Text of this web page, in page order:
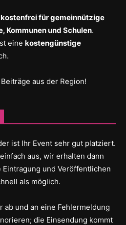
kostenfrei für gemeinnützige
Kommunen und Schulen.
eine kostengünstige
aus der Region!
ist Ihr Event sehr gut platziert.
aus, wir erhalten dann
und Veröffentlichen
als möglich.
ab und an eine Fehlermeldung
die Einsendung kommt